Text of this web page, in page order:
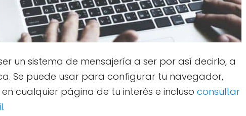
un sistema de mensajería a ser por así decirlo, a
Se puede usar para configurar tu navegador,
cualquier página de tu interés e incluso consultar